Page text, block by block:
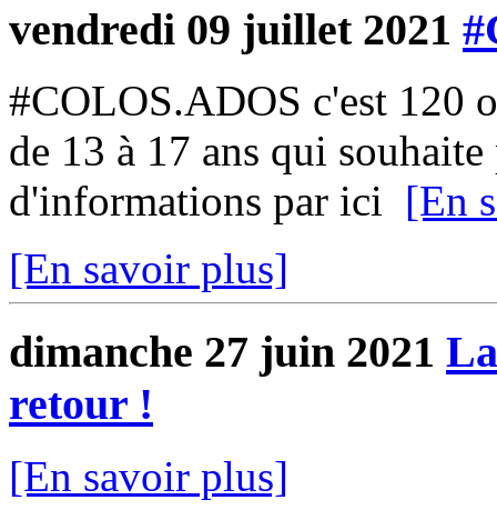
vendredi 09 juillet 2021
#COLOS.ADOS c'est 120
de 13 à 17 ans qui
d'informations par ici [En
[En savoir plus]
dimanche 27 juin 2021
retour !
[En savoir plus]